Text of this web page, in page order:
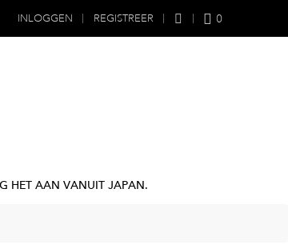
INLOGGEN REGISTREER 0
HET AAN VANUIT JAPAN.